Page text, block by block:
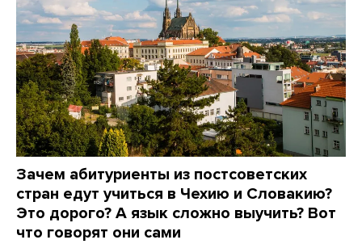
Зачем абитуриенты из постсоветских
стран едут учиться в Чехию и Словакию?
Это дорого? А язык сложно выучить? Вот
что говорят они сами